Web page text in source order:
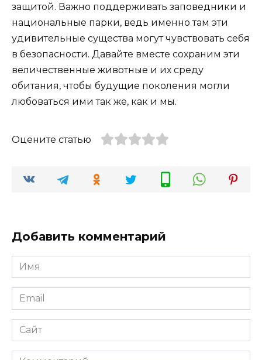
защитой. Важно поддерживать заповедники и
национальные парки, ведь именно там эти
удивительные существа могут чувствовать себя
в безопасности. Давайте вместе сохраним эти
величественные животные и их среду
обитания, чтобы будущие поколения могли
любоваться ими так же, как и мы.
Оцените статью
Добавить комментарий
Имя
*
Email
*
Сайт
Комментарий